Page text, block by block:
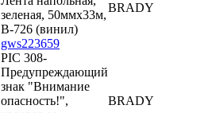
зеленая, 50ммх33м,
B-726 (винил)
BRADY
gws223659
PIC 308-
Предупреждающий
знак "Внимание
опасность!",
BRADY